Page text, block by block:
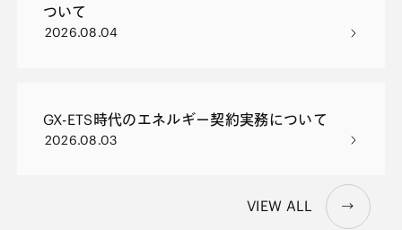
ついて
2026.08.04
GX-ETS時代のエネルギー契約実務について
2026.08.03
VIEW ALL